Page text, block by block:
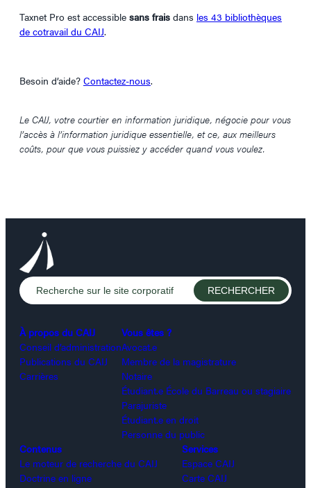
Taxnet Pro est accessible sans frais dans les 43 bibliothèques
de cotravail du CAIJ.
Besoin d’aide? Contactez-nous.
Le CAIJ, votre courtier en information juridique, négocie pour vous
l’accès à l’information juridique essentielle, et ce, aux meilleurs
coûts, pour que vous puissiez y accéder quand vous voulez.
À propos du CAIJ
Conseil d’administration
Publications du CAIJ
Carrières
Vous êtes ?
Avocat.e
Membre de la magistrature
Notaire
Étudiant.e École du Barreau ou stagiaire
Parajuriste
Étudiant.e en droit
Personne du public
Contenus
Le moteur de recherche du CAIJ
Doctrine en ligne
Services
Espace CAIJ
Carte CAIJ